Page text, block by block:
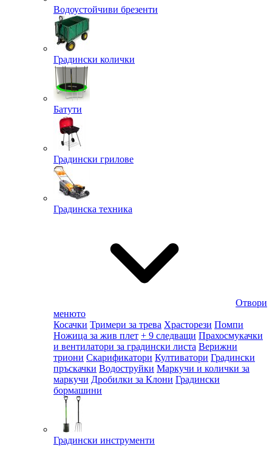
Водоустойчиви брезенти
Градински колички
Батути
Градински грилове
Градинска техника
Отвори
менюто
Косачки Тримери за трева Храсторези Помпи
Ножица за жив плет + 9 следващи Прахосмукачки
и вентилатори за градински листа Верижни
триони Скарификатори Култиватори Градински
пръскачки Водоструйки Маркучи и колички за
маркучи Дробилки за Клони Градински
бормашини
Градински инструменти